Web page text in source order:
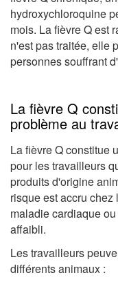
hydroxychloroquine
mois. La fièvre Q est
n'est pas traitée, elle
personnes souffrant
La fièvre Q
problème au
La fièvre Q constitue
pour les travailleurs
produits d'origine
risque est accru
maladie cardiaque
affaibli.
Les travailleurs
différents animaux :